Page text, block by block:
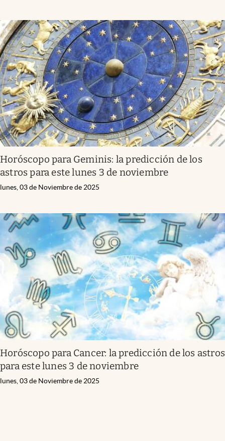
Horóscopo para Geminis: la predicción de los
astros para este lunes 3 de noviembre
lunes, 03 de Noviembre de 2025
Horóscopo para Cancer: la predicción de los astros
para este lunes 3 de noviembre
lunes, 03 de Noviembre de 2025